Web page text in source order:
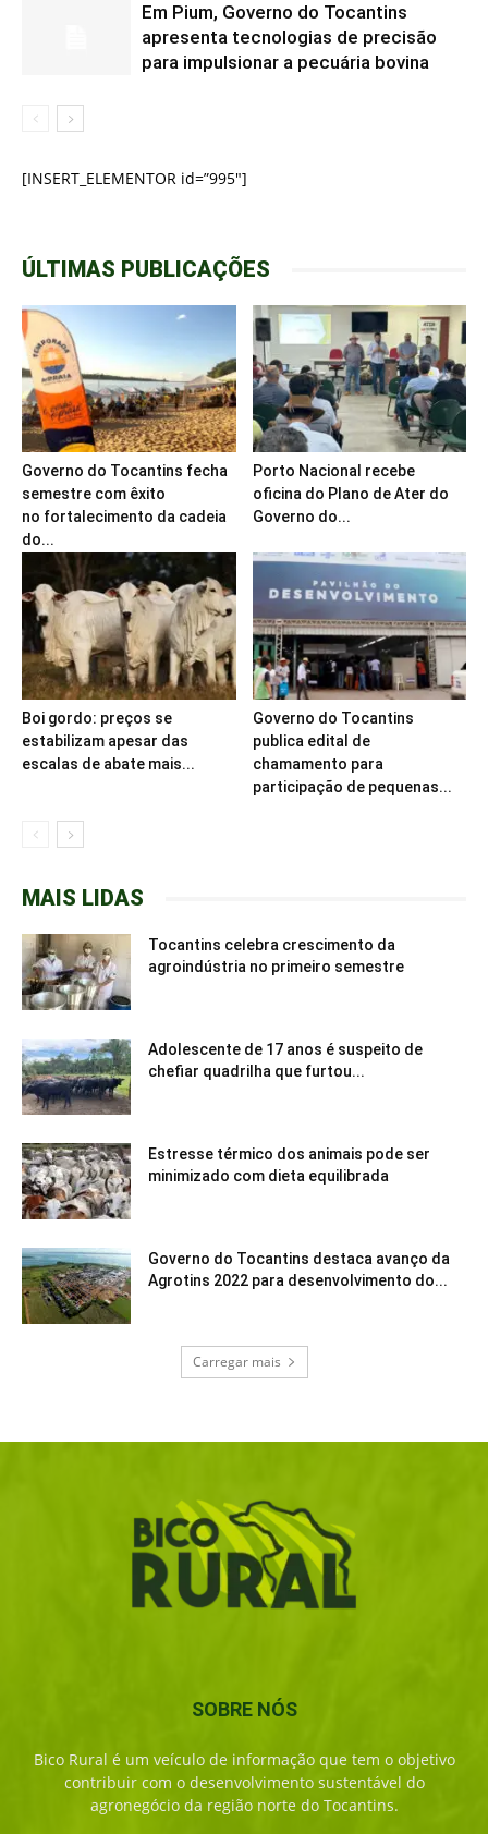
Em Pium, Governo do Tocantins
apresenta tecnologias de precisão
para impulsionar a pecuária bovina
[INSERT_ELEMENTOR id=”995″]
ÚLTIMAS PUBLICAÇÕES
Governo do Tocantins fecha
semestre com êxito
no fortalecimento da cadeia
do...
Porto Nacional recebe
oficina do Plano de Ater do
Governo do...
Boi gordo: preços se
estabilizam apesar das
escalas de abate mais...
Governo do Tocantins
publica edital de
chamamento para
participação de pequenas...
MAIS LIDAS
Tocantins celebra crescimento da
agroindústria no primeiro semestre
Adolescente de 17 anos é suspeito de
chefiar quadrilha que furtou...
Estresse térmico dos animais pode ser
minimizado com dieta equilibrada
Governo do Tocantins destaca avanço da
Agrotins 2022 para desenvolvimento do...
Carregar mais
SOBRE NÓS
Bico Rural é um veículo de informação que tem o objetivo
contribuir com o desenvolvimento sustentável do
agronegócio da região norte do Tocantins.